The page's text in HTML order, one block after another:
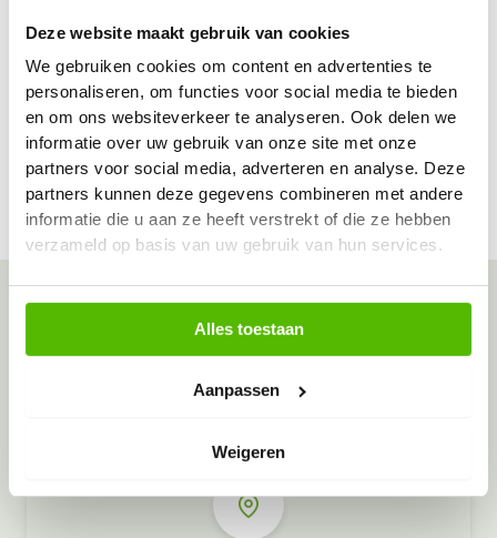
Deze website maakt gebruik van cookies
We gebruiken cookies om content en advertenties te
personaliseren, om functies voor social media te bieden
en om ons websiteverkeer te analyseren. Ook delen we
informatie over uw gebruik van onze site met onze
partners voor social media, adverteren en analyse. Deze
partners kunnen deze gegevens combineren met andere
informatie die u aan ze heeft verstrekt of die ze hebben
verzameld op basis van uw gebruik van hun services.
Alles toestaan
Aanpassen
Weigeren
Vraag & antwoord
De meest voorkomende vragen over onze dienst vind
je hier.
Bekijk alle antwoorden
Meer inzamelpunten in de buurt
inzamelpunten in het hele land,
ook in jouw buurt.